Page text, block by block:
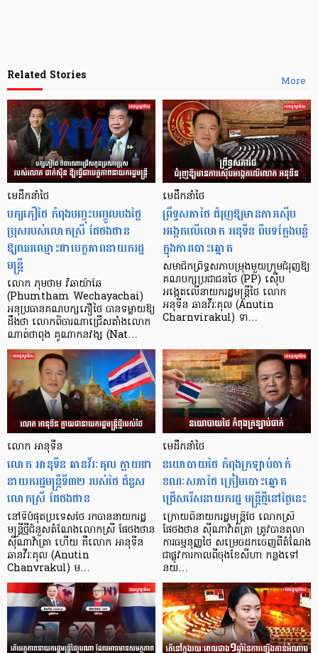
More
Related Stories
មេដឹកនាំថៃ
បក្សភឿថៃ កំពុងបញ្ចុះបញ្ចូលបងថ្លៃ
ប្រុសរបស់លោកស្រី ផែថងថាន
ឱ្យឈរឈ្មោះជាបេក្ខភាពនាយករដ្ឋ
មន្ត្រី
លោក ភុមថាម វីឆាយ៉ាឆៃ
(Phumtham Wechayachai)
អនុប្រធានគណបក្សភឿថៃ បានទម្លាយឱ្យ
ដឹងថា លោកពិចារណាជ្រើសតាំងលោក
ណាត់ថាពុង គូណាកនវង្ស (Nat…
មេដឹកនាំថៃ
ព្រឹទ្ធសភាថៃ ជំរុញឱ្យមានការស៊ើប
អង្កេតលើលោក អនុទីន ពីបទក្លែងបន្លំ
ក្នុងការបោះឆ្នោត
សមាជិកព្រឹទ្ធសភាបម្រុងមួយក្រុមជំរុញឱ្យ
គណបក្សប្រជាជនថៃ (PP) ស៊ើប
អង្កេតលើនាយករដ្ឋមន្ត្រីថៃ លោក
អនុទីន ឆានវីរៈគុល (Anutin
Charnvirakul) ទា…
លោក អានុទីន
លោក អានុទីន ឆានវីរៈគុល ក្លាយជា
នាយករដ្ឋមន្ត្រីទី៣២ របស់ថៃ ជំនួស
លោកស្រី ផែថងថាន
នៅទីបំផុតប្រទេសថៃ រកបាននាយករដ្ឋ
មន្ត្រីថ្មីជំនួសតំណែងលោកស្រី ផែថងថាន
ស៊ីណាវ៉ាត្រា ហើយ គឺលោក អានុទីន
ឆានវីរៈគុល (Anutin
Chanvrakul) ម…
មេដឹកនាំថៃ
នយោបាយថៃ កំពុងក្រឡាប់ចាក់
ខណៈសភាថៃ ត្រៀមបោះឆ្នោត
ជ្រើសរើសនាយករដ្ឋ មន្ត្រីថ្មីនៅថ្ងៃនេះ
ក្រោយពីនាយករដ្ឋមន្ត្រីថៃ លោកស្រី
ផែថងថាន ស៊ីណាវ៉ាត់ត្រា ត្រូវបានតុលា
ការធម្មនុញ្ញថៃ សម្រេចដកចេញពីតំណែង
ជាផ្លូវការកាលពីចុងខែសីហា កន្លងទៅ
នយ…